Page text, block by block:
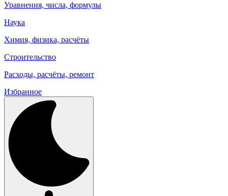
Уравнения, числа, формулы
Наука
Химия, физика, расчёты
Строительство
Расходы, расчёты, ремонт
Избранное